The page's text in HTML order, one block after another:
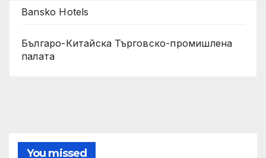
Bansko Hotels
Българо-Китайска Търговско-промишлена
палaта
You missed